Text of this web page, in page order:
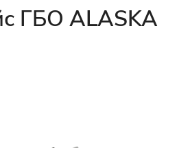
ГБО ALASKA